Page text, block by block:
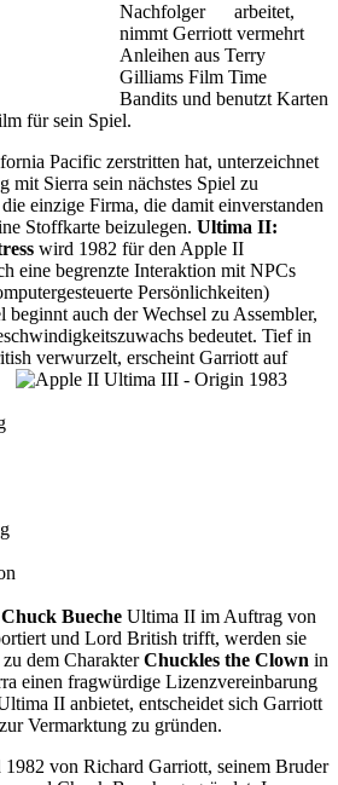
Nachfolger
arbeitet,
nimmt Gerriott vermehrt
Anleihen aus Terry
Gilliams Film Time
Bandits und benutzt Karten
für sein Spiel.
Pacific zerstritten hat, unterzeichnet
mit Sierra sein nächstes Spiel zu
einzige Firma, die damit einverstanden
Stoffkarte beizulegen. Ultima II:
wird 1982 für den Apple II
eine begrenzte Interaktion mit NPCs
Persönlichkeiten)
auch der Wechsel zu Assembler,
bedeutet. Tief in
verwurzelt, erscheintGarriott auf
Chuck Bueche Ultima II im Auftrag von
und Lord British trifft, werden sie
dem CharakterChuckles the Clown in
einen fragwürdige Lizenzvereinbarung
II anbietet, entscheidet sich Garriott
Vermarktung zu gründen.
von Richard Garriott, seinem Bruder